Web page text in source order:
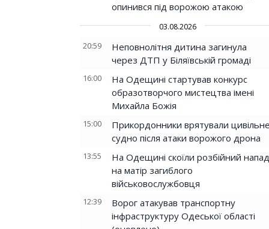
опинився під ворожою атакою
03.08.2026
20:59
Неповнолітня дитина загинула
через ДТП у Біляївській громаді
16:00
На Одещині стартував конкурс
образотворчого мистецтва імені
Михайла Божія
15:00
Прикордонники врятували цивільне
судно після атаки ворожого дрона
13:55
На Одещині скоїли розбійний напад
на матір загиблого
військовослужбовця
12:39
Ворог атакував транспортну
інфраструктуру Одеської області